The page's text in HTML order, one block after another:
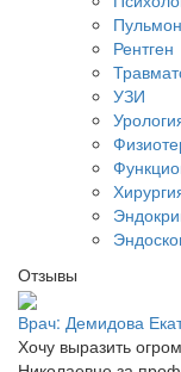
Рентген
УЗИ
Отзывы
Врач: Демидова
Хочу выразить